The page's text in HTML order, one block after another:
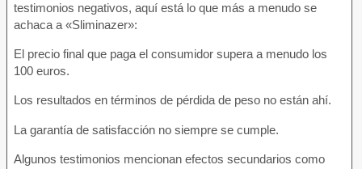
testimonios negativos, aquí está lo que más a menudo se
achaca a «Sliminazer»:
El precio final que paga el consumidor supera a menudo los
100 euros.
Los resultados en términos de pérdida de peso no están ahí.
La garantía de satisfacción no siempre se cumple.
Algunos testimonios mencionan efectos secundarios como